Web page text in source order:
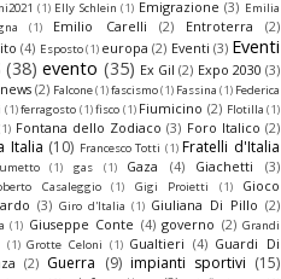
(1) Elly Schlein (1) Emigrazione (3) Emilia
(1) Emilio Carelli (2) Entroterra
(2)
(4) Esposto(1) europa (2) Eventi (3) Eventi
(38) evento (35) Ex Gil (2) Expo 2030 (3)
(2) Falcone(1)fascismo(1) Fassina (1) Federica
(1)ferragosto (1)fisco (1) Fiumicino (2) Flotilla (1)
Fontana dello Zodiaco (3) Foro Italico (2)
Italia (10) Francesco Totti (1) Fratelli d'Italia
(1) gas (1) Gaza (4) Giachetti (3)
Casaleggio (1) Gigi Proietti (1)
Gioco
(3) Giro d'Italia (1) Giuliana Di Pillo (2)
(1) Giuseppe Conte (4) governo (2) Grandi
(1) Grotte Celoni (1) Gualtieri (4) Guardi Di
(2) Guerra (9) impianti sportivi (15)